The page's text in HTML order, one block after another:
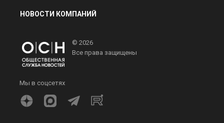
НОВОСТИ КОМПАНИЙ
© 2026
Все права защищены
Мы в соцсетях